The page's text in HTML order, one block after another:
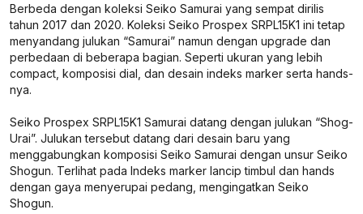
Berbeda dengan koleksi Seiko Samurai yang sempat dirilis
tahun 2017 dan 2020. Koleksi Seiko Prospex SRPL15K1 ini tetap
menyandang julukan “Samurai” namun dengan upgrade dan
perbedaan di beberapa bagian. Seperti ukuran yang lebih
compact, komposisi dial, dan desain indeks marker serta hands-
nya.
Seiko Prospex SRPL15K1 Samurai datang dengan julukan “Shog-
Urai”. Julukan tersebut datang dari desain baru yang
menggabungkan komposisi Seiko Samurai dengan unsur Seiko
Shogun. Terlihat pada Indeks marker lancip timbul dan hands
dengan gaya menyerupai pedang, mengingatkan Seiko
Shogun.